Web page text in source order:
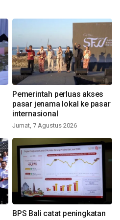
Pemerintah perluas akses
pasar jenama lokal ke pasar
internasional
Jumat, 7 Agustus 2026
BPS Bali catat peningkatan